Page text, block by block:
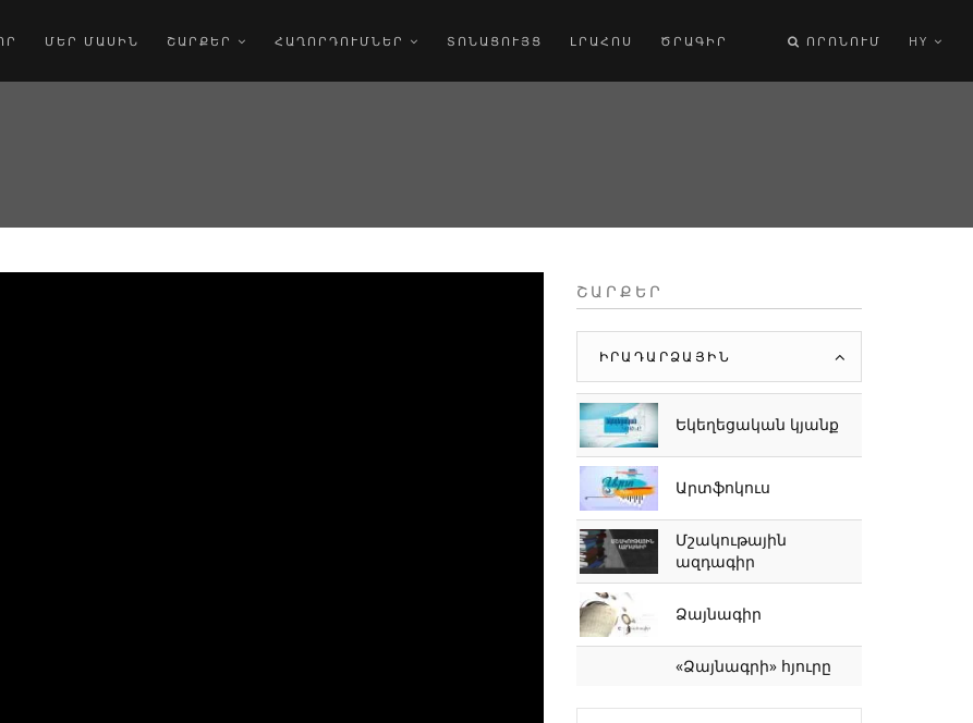
ՄԵՐ ՄԱՍԻՆ ՇԱՐՔԵՐ ՀԱՂՈՐԴՈՒՄՆԵՐ ՏՈՆԱՑՈՒՅՑ ԼՐԱՀՈՍ ԾՐԱԳԻՐ ՈՐՈՆՈՒՄ HY
ՇԱՐՔԵՐ
ԻՐԱԴԱՐՁԱՅԻՆ
Եկեղեցական կյանք
Արտֆոկուս
Մշակութային
ազդագիր
Ձայնագիր
«Ձայնագրի» հյուրը